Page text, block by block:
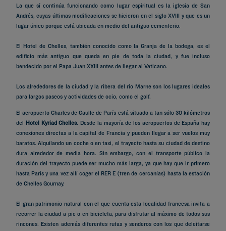
La que sí continúa funcionando como lugar espiritual es la iglesia de San
Andrés, cuyas últimas modificaciones se hicieron en el siglo XVIII y que es un
lugar único porque está ubicada en medio del antiguo cementerio.
El Hotel de Chelles, también conocido como la Granja de la bodega, es el
edificio más antiguo que queda en pie de toda la ciudad, y fue incluso
bendecido por el Papa Juan XXIII antes de llegar al Vaticano.
Los alrededores de la ciudad y la ribera del río Marne son los lugares ideales
para largos paseos y actividades de ocio, como el golf.
El aeropuerto Charles de Gaulle de París está situado a tan sólo 30 kilómetros
del Hotel Kyriad Chelles. Desde la mayoría de los aeropuertos de España hay
conexiones directas a la capital de Francia y pueden llegar a ser vuelos muy
baratos. Alquilando un coche o en taxi, el trayecto hasta su ciudad de destino
dura alrededor de media hora. Sin embargo, con el transporte público la
duración del trayecto puede ser mucho más larga, ya que hay que ir primero
hasta París y una vez allí coger el RER E (tren de cercanías) hasta la estación
de Chelles Gournay.
El gran patrimonio natural con el que cuenta esta localidad francesa invita a
recorrer la ciudad a pie o en bicicleta, para disfrutar al máximo de todos sus
rincones. Existen además diferentes rutas y senderos con los que deleitarse